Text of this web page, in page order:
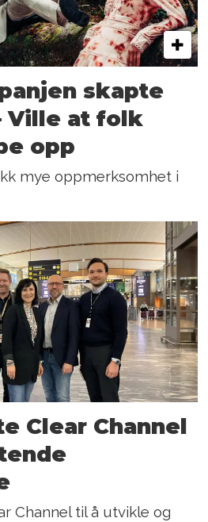
skapte
Ville at folk
opp
mye oppmerksomhet i
Clear Channel
Channel til å utvikle og